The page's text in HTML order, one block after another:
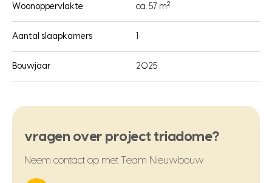
Woonoppervlakte ca. 57 m2
Aantal slaapkamers
Bouwjaar 2025
vragen over project triadome?
Neem contact op met Team Nieuwbouw